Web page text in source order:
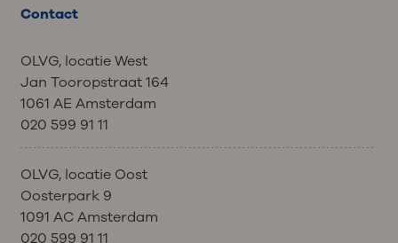
Contact
OLVG, locatie West
Jan Tooropstraat 164
1061 AE Amsterdam
020 599 91 11
OLVG, locatie Oost
Oosterpark 9
1091 AC Amsterdam
020 599 91 11